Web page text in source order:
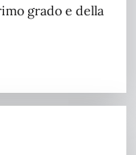
grado e della